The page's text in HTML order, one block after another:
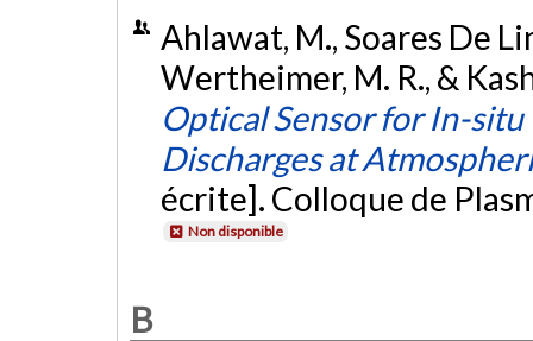
Ahlawat, M., Soares De
Wertheimer, M. R., &
Optical Sensor for In-
Discharges at
écrite]. Colloque de
Non disponible
B